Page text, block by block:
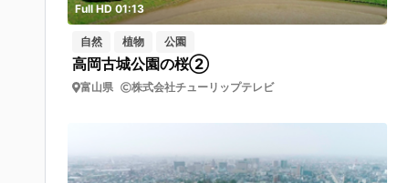
Full HD 01:13
自然 植物 公園
高岡古城公園の桜②
富山県 株式会社チューリップテレビ